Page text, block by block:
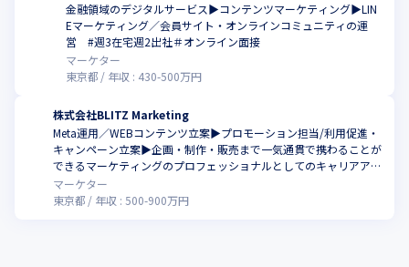
金融領域のデジタルサービス▶コンテンツマーケティング▶LIN
Eマーケティング／会員サイト・オンラインコミュニティの運
営 #週3在宅週2出社＃オンライン面接
マーケター
東京都
年収 : 430-500万円
株式会社BLITZ Marketing
Meta運用／WEBコンテンツ立案▶プロモーション担当/利用促進・
キャンペーン立案▶企画・制作・販売まで一気通貫で携わることが
できるマーケティングのプロフェッショナルとしてのキャリアアッ
プを目指しませんか？▶新設ポジション・新規施策
マーケター
東京都
年収 : 500-900万円